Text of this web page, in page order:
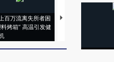
百万流离失所者困
烤箱” 高温引发健
视线｜HYROX的吸金